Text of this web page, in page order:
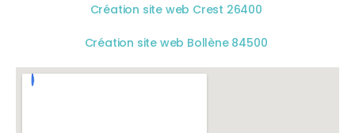
Création site web Crest 26400
Création site web Bollène 84500